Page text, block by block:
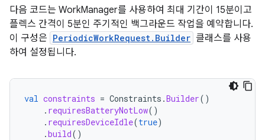
다음 코드는 WorkManager를 사용하여 최대 기간이 15분이고
플렉스 간격이 5분인 주기적인 백그라운드 작업을 예약합니다.
이 구성은 PeriodicWorkRequest.Builder 클래스를 사용
하여 설정됩니다.
val constraints = Constraints .Builder()
. requiresBatteryNotLow()
. requiresDeviceIdle(true)
.build()